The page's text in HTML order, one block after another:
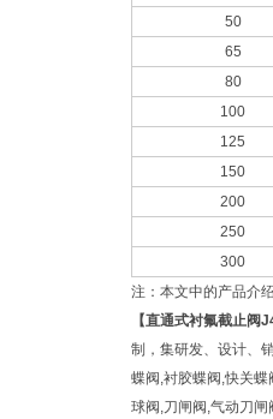
50
65
80
100
125
150
200
250
300
注：本文中的产品介
【直通式衬氟截止阀
制，集研发、设计、
蝶阀,衬胶蝶阀,快关
球阀,刀闸阀,气动刀